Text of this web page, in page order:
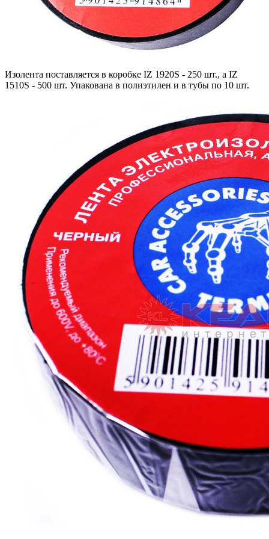
Изолента поставляется в коробке IZ 1920S - 250 шт., а IZ
1510S - 500 шт. Упакована в полиэтилен и в тубы по 10 шт.